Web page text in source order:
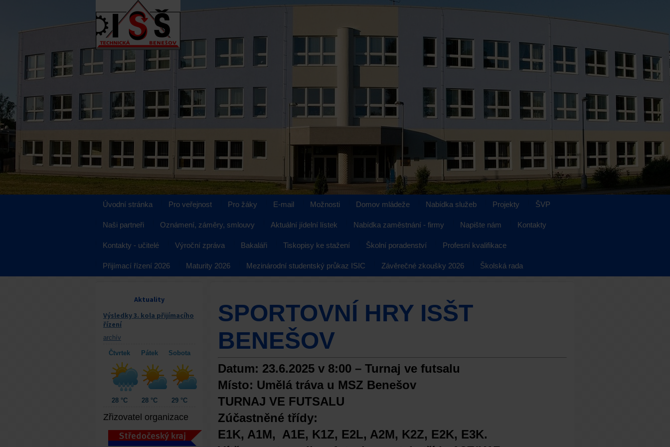
Úvodní stránka Pro veřejnost Pro žáky E-mail Možnosti Domov mládeže Nabídka služeb Projekty ŠVP
Naši partneři Oznámení, záměry, smlouvy Aktuální jídelní lístek Nabídka zaměstnání - firmy Napište nám Kontakty
Kontakty - učitelé Výroční zpráva Bakaláři Tiskopisy ke stažení Školní poradenství Profesní kvalifikace
Přijímací řízení 2026 Maturity 2026 Mezinárodní studentský průkaz ISIC Závěrečné zkoušky 2026 Školská rada
SPORTOVNÍ HRY ISŠT
BENEŠOV
Datum: 23.6.2025 v 8:00 – Turnaj ve futsalu
Místo: Umělá tráva u MSZ Benešov
TURNAJ VE FUTSALU
Zúčastněné třídy:
E1K, A1M, A1E, K1Z, E2L, A2M, K2Z, E2K, E3K.
Aktuality
Výsledky 3. kola přijímacího
řízení
archív
Čtvrtek
28 °C
Pátek
28 °C
Sobota
29 °C
Zřizovatel organizace